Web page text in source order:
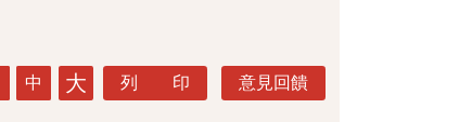
中 大 列 印 意見回饋